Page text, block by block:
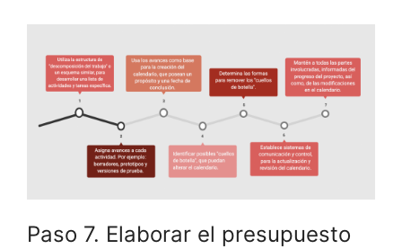
Paso 7. Elaborar el presupuesto